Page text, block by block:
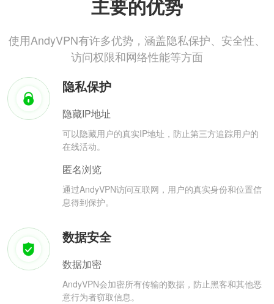
主要的优势
使用AndyVPN有许多优势，涵盖隐私保护、安全性、
访问权限和网络性能等方面
隐私保护
隐藏IP地址
可以隐藏用户的真实IP地址，防止第三方追踪用户的
在线活动。
匿名浏览
通过AndyVPN访问互联网，用户的真实身份和位置信
息得到保护。
数据安全
数据加密
AndyVPN会加密所有传输的数据，防止黑客和其他恶
意行为者窃取信息。